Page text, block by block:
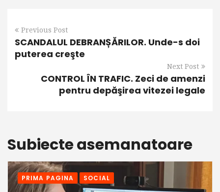
Previous Post
SCANDALUL DEBRANȘĂRILOR. Unde-s doi
puterea creşte
Next Post
CONTROL ÎN TRAFIC. Zeci de amenzi
pentru depăşirea vitezei legale
Subiecte asemanatoare
PRIMA PAGINA SOCIAL